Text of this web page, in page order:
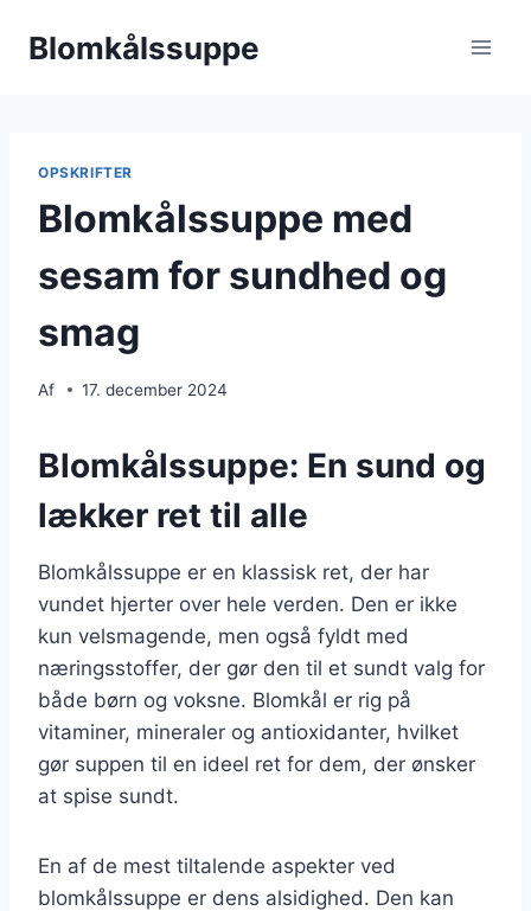
Blomkålssuppe
OPSKRIFTER
Blomkålssuppe med
sesam for sundhed og
smag
Af 17. december 2024
Blomkålssuppe: En sund og
lækker ret til alle
Blomkålssuppe er en klassisk ret, der har
vundet hjerter over hele verden. Den er ikke
kun velsmagende, men også fyldt med
næringsstoffer, der gør den til et sundt valg for
både børn og voksne. Blomkål er rig på
vitaminer, mineraler og antioxidanter, hvilket
gør suppen til en ideel ret for dem, der ønsker
at spise sundt.
En af de mest tiltalende aspekter ved
blomkålssuppe er dens alsidighed. Den kan